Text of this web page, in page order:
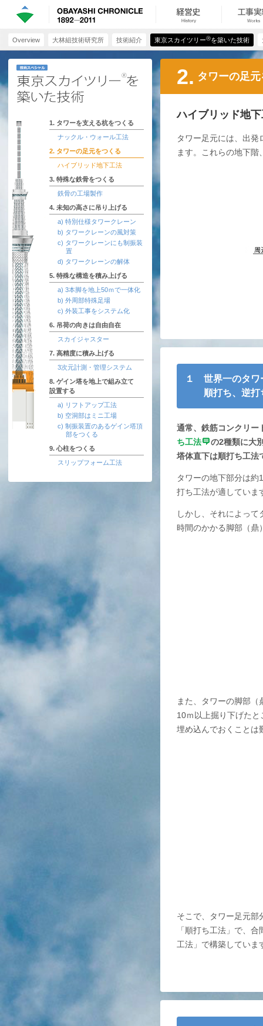
Overview 大林組技術研究所 技術紹介 東京スカイツリーⓇを築いた技術
1. タワーを支える杭をつくる
ナックル・ウォール工法
2. タワーの足元をつくる
ハイブリッド地下工法
3. 特殊な鉄骨をつくる
鉄骨の工場製作
4. 未知の高さに吊り上げる
a) 特別仕様タワークレーン
b) タワークレーンの風対策
c) タワークレーンにも制振装
置
d) タワークレーンの解体
5. 特殊な構造を積み上げる
a) 3本脚を地上50ｍで一体化
b) 外周部特殊足場
c) 外装工事をシステム化
6. 吊荷の向きは自由自在
スカイジャスター
7. 高精度に積み上げる
3次元計測・管理システム
8. ゲイン塔を地上で組み立て
設置する
a) リフトアップ工法
b) 空洞部はミニ工場
c) 制振装置のあるゲイン塔頂
部をつくる
9. 心柱をつくる
スリップフォーム工法
2. タワーの足
ハイブリッド地
タワー足元には、出
ます。これらの地下
１ 世界一のタワ
順打ち、逆打
通常、鉄筋コンクリー
ち工法
の2種類に大
塔体直下は順打ち工法
タワーの地下部分は
打ち工法が適していま
しかし、それによっ
時間のかかる脚部（鼎
また、タワーの脚部
10ｍ以上掘り下げた
埋め込んでおくことは
そこで、タワー足元部
「順打ち工法」で、
工法」で構築していま